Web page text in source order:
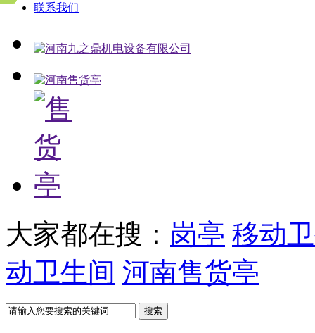
联系我们
大家都在搜： 岗亭 移动
动卫生间 河南售货亭
搜索